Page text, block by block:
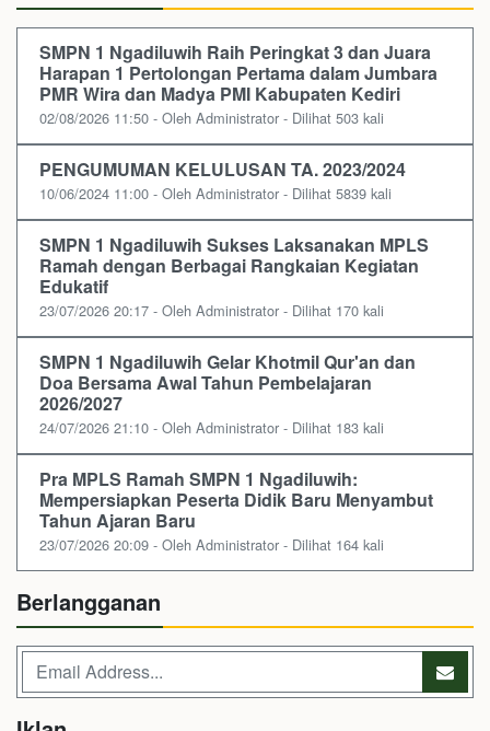
SMPN 1 Ngadiluwih Raih Peringkat 3 dan Juara
Harapan 1 Pertolongan Pertama dalam Jumbara
PMR Wira dan Madya PMI Kabupaten Kediri
02/08/2026 11:50 - Oleh Administrator - Dilihat 503 kali
PENGUMUMAN KELULUSAN TA. 2023/2024
10/06/2024 11:00 - Oleh Administrator - Dilihat 5839 kali
SMPN 1 Ngadiluwih Sukses Laksanakan MPLS
Ramah dengan Berbagai Rangkaian Kegiatan
Edukatif
23/07/2026 20:17 - Oleh Administrator - Dilihat 170 kali
SMPN 1 Ngadiluwih Gelar Khotmil Qur'an dan
Doa Bersama Awal Tahun Pembelajaran
2026/2027
24/07/2026 21:10 - Oleh Administrator - Dilihat 183 kali
Pra MPLS Ramah SMPN 1 Ngadiluwih:
Mempersiapkan Peserta Didik Baru Menyambut
Tahun Ajaran Baru
23/07/2026 20:09 - Oleh Administrator - Dilihat 164 kali
Berlangganan